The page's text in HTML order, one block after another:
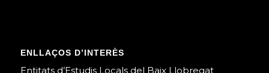
ENLLAÇOS D’INTERÈS
Entitats d’Estudis Locals del Baix Llobregat